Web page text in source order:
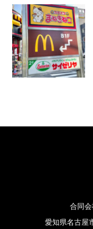
合同会
愛知県名古屋